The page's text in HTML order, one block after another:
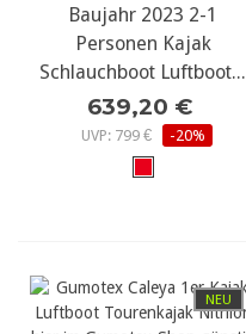
Baujahr 2023 2-1
Personen Kajak
Schlauchboot Luftboot...
639,20 €
UVP: 799 € -20%
NEU